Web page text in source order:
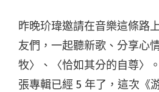
昨晚玠瑋邀請在音樂這條路
友們，一起聽新歌、分享心
牧〉、〈恰如其分的自尊〉
張專輯已經 5 年了，這次《